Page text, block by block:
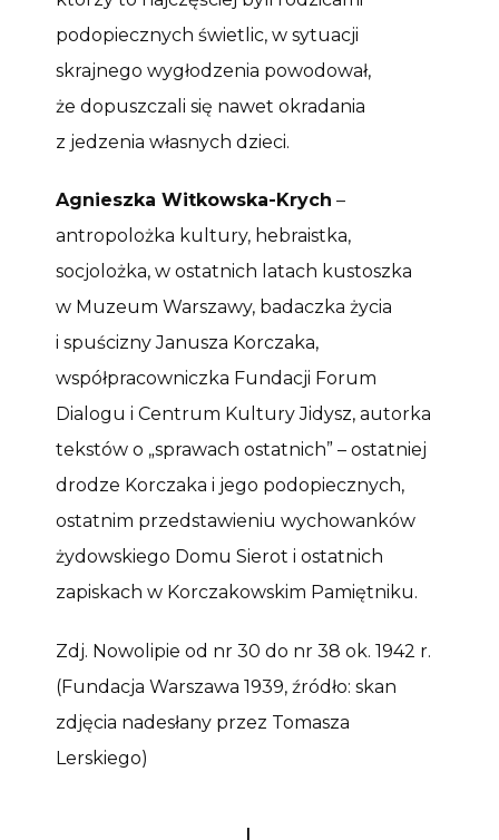
podopiecznych świetlic, w sytuacji
skrajnego wygłodzenia powodował,
że dopuszczali się nawet okradania
z jedzenia własnych dzieci.
Agnieszka Witkowska-Krych –
antropolożka kultury, hebraistka,
socjolożka, w ostatnich latach kustoszka
w Muzeum Warszawy, badaczka życia
i spuścizny Janusza Korczaka,
współpracowniczka Fundacji Forum
Dialogu i Centrum Kultury Jidysz, autorka
tekstów o „sprawach ostatnich” – ostatniej
drodze Korczaka i jego podopiecznych,
ostatnim przedstawieniu wychowanków
żydowskiego Domu Sierot i ostatnich
zapiskach w Korczakowskim Pamiętniku.
Zdj. Nowolipie od nr 30 do nr 38 ok. 1942 r.
(Fundacja Warszawa 1939, źródło: skan
zdjęcia nadesłany przez Tomasza
Lerskiego)